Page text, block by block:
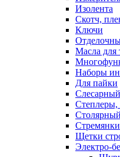
Изолента
Скотч,
Ключи
Масла для
Наборы
Для пайки
Степлеры,
Стремянки
Щетки
Электро-